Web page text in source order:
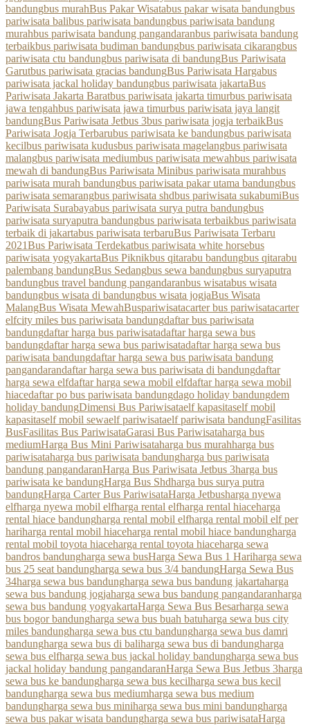
bandungbus murahBus Pakar Wisatabus pakar wisata bandungbus
pariwisata balibus pariwisata bandungbus pariwisata bandung
murahbus pariwisata bandung pangandaranbus pariwisata bandung
terbaikbus pariwisata budiman bandungbus pariwisata cikarangbus
pariwisata ctu bandungbus pariwisata di bandungBus Pariwisata
Garutbus pariwisata gracias bandungBus Pariwisata Hargabus
pariwisata jackal holiday bandungbus pariwisata jakartaBus
Pariwisata Jakarta Baratbus pariwisata jakarta timurbus pariwisata
jawa tengahbus pariwisata jawa timurbus pariwisata jaya langit
bandungBus Pariwisata Jetbus 3bus pariwisata jogja terbaikBus
Pariwisata Jogja Terbarubus pariwisata ke bandungbus pariwisata
kecilbus pariwisata kudusbus pariwisata magelangbus pariwisata
malangbus pariwisata mediumbus pariwisata mewahbus pariwisata
mewah di bandungBus Pariwisata Minibus pariwisata murahbus
pariwisata murah bandungbus pariwisata pakar utama bandungbus
pariwisata semarangbus pariwisata shdbus pariwisata sukabumiBus
Pariwisata Surabayabus pariwisata surya putra bandungbus
pariwisata suryaputra bandungbus pariwisata terbaikbus pariwisata
terbaik di jakartabus pariwisata terbaruBus Pariwisata Terbaru
2021Bus Pariwisata Terdekatbus pariwisata white horsebus
pariwisata yogyakartaBus Piknikbus qitarabu bandungbus qitarabu
palembang bandungBus Sedangbus sewa bandungbus suryaputra
bandungbus travel bandung pangandaranbus wisatabus wisata
bandungbus wisata di bandungbus wisata jogjaBus Wisata
MalangBus Wisata MewahBuspariwisatacarter bus pariwisatacarter
elfcity miles bus pariwisata bandungdaftar bus pariwisata
bandungdaftar harga bus pariwisatadaftar harga sewa bus
bandungdaftar harga sewa bus pariwisatadaftar harga sewa bus
pariwisata bandungdaftar harga sewa bus pariwisata bandung
pangandarandaftar harga sewa bus pariwisata di bandungdaftar
harga sewa elfdaftar harga sewa mobil elfdaftar harga sewa mobil
hiacedaftar po bus pariwisata bandungdago holiday bandungdem
holiday bandungDimensi Bus Pariwisataelf kapasitaself mobil
kapasitaself mobil sewaelf pariwisataelf pariwisata bandungFasilitas
BusFasilitas Bus PariwisataGarasi Bus Pariwisataharga bus
mediumHarga Bus Mini Pariwisataharga bus murahharga bus
pariwisataharga bus pariwisata bandungharga bus pariwisata
bandung pangandaranHarga Bus Pariwisata Jetbus 3harga bus
pariwisata ke bandungHarga Bus Shdharga bus surya putra
bandungHarga Carter Bus PariwisataHarga Jetbusharga nyewa
elfharga nyewa mobil elfharga rental elfharga rental hiaceharga
rental hiace bandungharga rental mobil elfharga rental mobil elf per
hariharga rental mobil hiaceharga rental mobil hiace bandungharga
rental mobil toyota hiaceharga rental toyota hiaceharga sewa
bandros bandungharga sewa busHarga Sewa Bus 1 Hariharga sewa
bus 25 seat bandungharga sewa bus 3/4 bandungHarga Sewa Bus
34harga sewa bus bandungharga sewa bus bandung jakartaharga
sewa bus bandung jogjaharga sewa bus bandung pangandaranharga
sewa bus bandung yogyakartaHarga Sewa Bus Besarharga sewa
bus bogor bandungharga sewa bus buah batuharga sewa bus city
miles bandungharga sewa bus ctu bandungharga sewa bus damri
bandungharga sewa bus di baliharga sewa bus di bandungharga
sewa bus elfharga sewa bus jackal holiday bandungharga sewa bus
jackal holiday bandung pangandaranHarga Sewa Bus Jetbus 3harga
sewa bus ke bandungharga sewa bus kecilharga sewa bus kecil
bandungharga sewa bus mediumharga sewa bus medium
bandungharga sewa bus miniharga sewa bus mini bandungharga
sewa bus pakar wisata bandungharga sewa bus pariwisataHarga